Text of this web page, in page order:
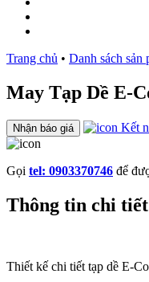
Trang chủ • Danh sách sản
May Tạp Dề E-
Nhận báo giá Kết
Gọi tel: 0903370746 để
Thông tin chi tiết
Thiết kế chi tiết tạp dề E-